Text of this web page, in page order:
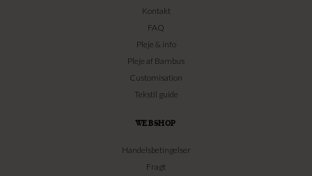
Kontakt
FAQ
Pleje & info
Pleje af Bambus
Customisation
Tekstil guide
WEBSHOP
Handelsbetingelser
Fragt